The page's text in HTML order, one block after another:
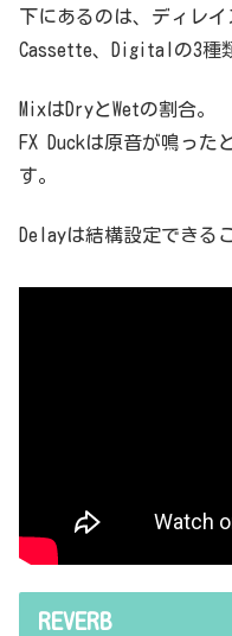
下にあるのは、ディレイ
Cassette、Digitalの3種
MixはDryとWetの割合。
FX Duckは原音が鳴った
す。
Delayは結構設定できる
REVERB